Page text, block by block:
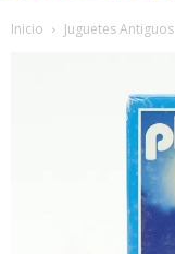
Inicio Juguetes Antiguos